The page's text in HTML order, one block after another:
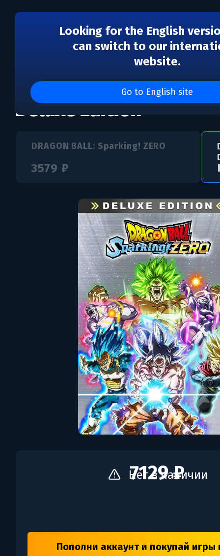
Looking for the English
can switch to our
website.
Go to English site
DRAGON BALL:
Deluxe Edition
DRAGON BALL: Sparking! ZERO
3579 ₽
7129 ₽
Пополни аккаунт и покупай игры
Нет в наличии